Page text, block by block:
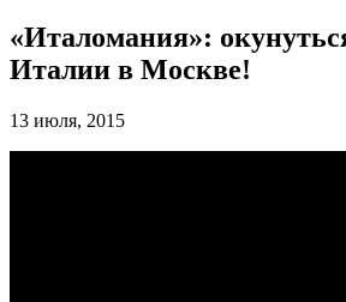
«Италомания»:
Италии в Москве!
13 июля, 2015